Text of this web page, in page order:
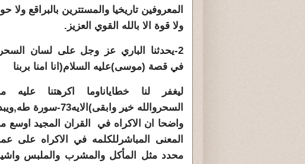
المعروفين تاريخيا والمستترين بالبراقع ولا
ولا قوة الا بالله القوي العزيز.
2-يحدثنا الباري عز وجل على لسان
في قصة (موسى)عليه السلام(انا امنا بربنا
ليغفر لنا خطاياناوما اكرهتنا عليه
السحروالله خير وابقى)الايه73-سورة
واضحا ان الاكراه في القران المجيد اوسع
المعنى المباشرللكلمه في الاكراه على
محدد مثل المأكل والمشرب والملبس